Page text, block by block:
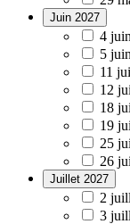
Juin 2027
4
5
11
12
18
19
25
26
Juillet 2027
2
3